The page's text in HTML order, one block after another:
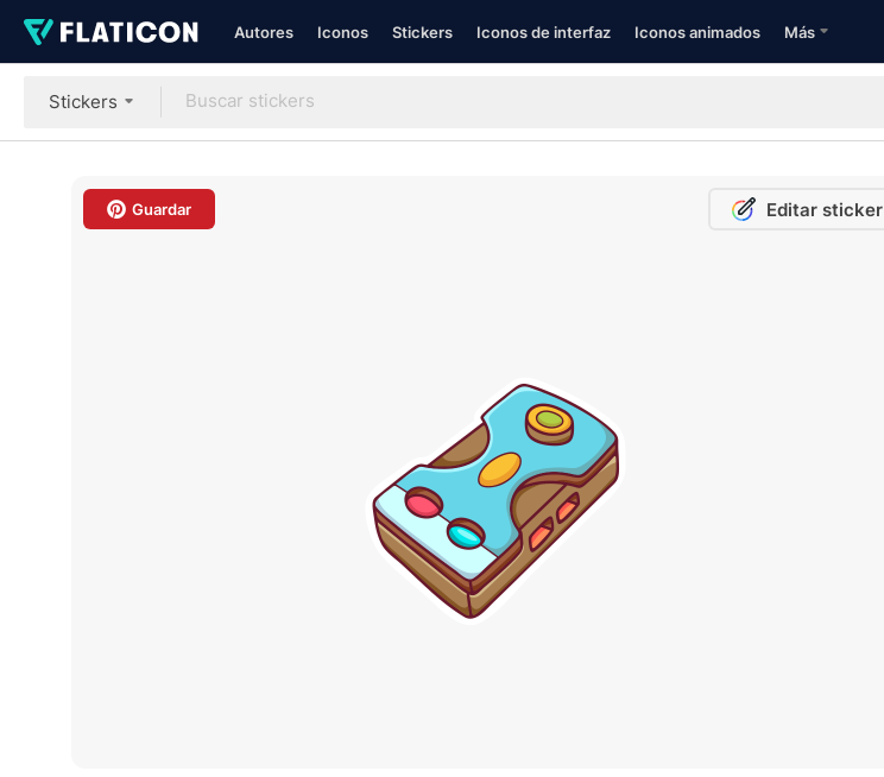
Autores Iconos Stickers Iconos de interfaz Iconos animados Más
Stickers
Guardar Editar sticker